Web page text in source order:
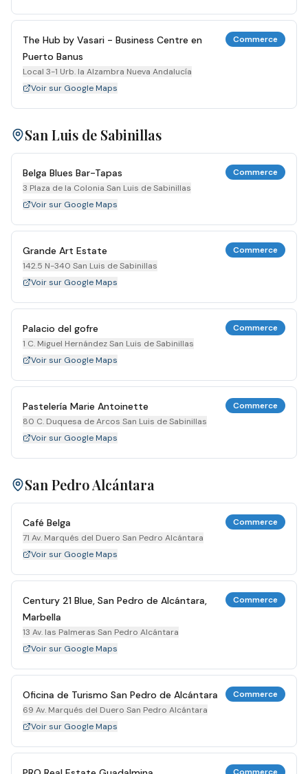
The Hub by Vasari - Business Centre en
Puerto Banus
Local 3-1 Urb. la Alzambra Nueva Andalucía
Commerce
Voir sur Google Maps
San Luis de Sabinillas
Belga Blues Bar-Tapas
3 Plaza de la Colonia San Luis de Sabinillas
Commerce
Voir sur Google Maps
Grande Art Estate
142.5 N-340 San Luis de Sabinillas
Commerce
Voir sur Google Maps
Palacio del gofre
1 C. Miguel Hernández San Luis de Sabinillas
Commerce
Voir sur Google Maps
Pastelería Marie Antoinette
80 C. Duquesa de Arcos San Luis de Sabinillas
Commerce
Voir sur Google Maps
San Pedro Alcántara
Café Belga
71 Av. Marqués del Duero San Pedro Alcántara
Commerce
Voir sur Google Maps
Century 21 Blue, San Pedro de Alcántara,
Marbella
13 Av. las Palmeras San Pedro Alcántara
Commerce
Voir sur Google Maps
Oficina de Turismo San Pedro de Alcántara
69 Av. Marqués del Duero San Pedro Alcántara
Commerce
Voir sur Google Maps